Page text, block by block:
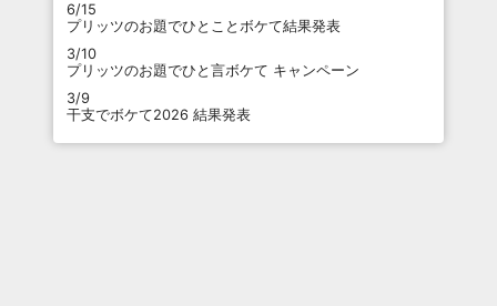
6/15
プリッツのお題でひとことボケて結果発表
3/10
プリッツのお題でひと言ボケて キャンペーン
3/9
干支でボケて2026 結果発表